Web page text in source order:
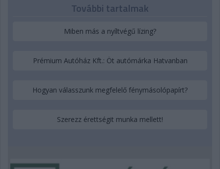
További tartalmak
Miben más a nyíltvégű lízing?
Prémium Autóház Kft.: Öt autómárka Hatvanban
Hogyan válasszunk megfelelő fénymásolópapírt?
Szerezz érettségit munka mellett!